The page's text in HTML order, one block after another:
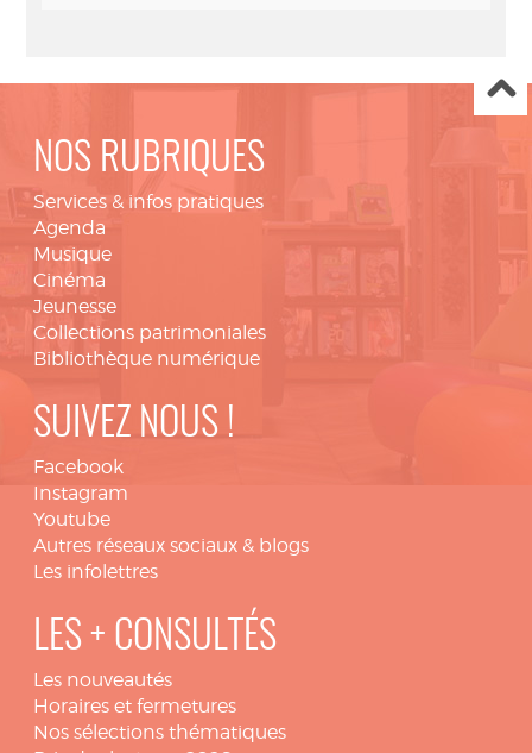
NOS RUBRIQUES
Services & infos pratiques
Agenda
Musique
Cinéma
Jeunesse
Collections patrimoniales
Bibliothèque numérique
SUIVEZ NOUS !
Facebook
Instagram
Youtube
Autres réseaux sociaux & blogs
Les infolettres
LES + CONSULTÉS
Les nouveautés
Horaires et fermetures
Nos sélections thématiques